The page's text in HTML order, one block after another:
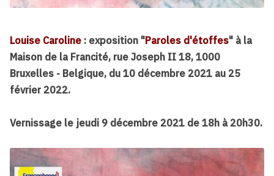
Louise Caroline : exposition "Paroles d'étoffes" à la
Maison de la Francité, rue Joseph II 18, 1000
Bruxelles - Belgique, du 10 décembre 2021 au 25
février 2022.
Vernissage le jeudi 9 décembre 2021 de 18h à 20h30.